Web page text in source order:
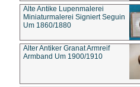
Alte Antike Lupenmalerei
Miniaturmalerei Signiert Seguin
Um 1860/1880
Alter Antiker Granat Armreif
Armband Um 1900/1910